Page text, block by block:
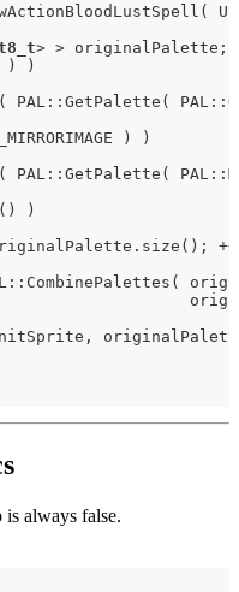
> > originalPalette;
) )
PAL::GetPalette(
) )
PAL::GetPalette(
)
always false.